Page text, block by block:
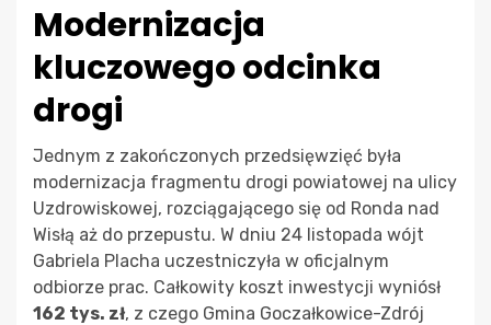
Modernizacja
kluczowego odcinka
drogi
Jednym z zakończonych przedsięwzięć była
modernizacja fragmentu drogi powiatowej na ulicy
Uzdrowiskowej, rozciągającego się od Ronda nad
Wisłą aż do przepustu. W dniu 24 listopada wójt
Gabriela Placha uczestniczyła w oficjalnym
odbiorze prac. Całkowity koszt inwestycji wyniósł
162 tys. zł, z czego Gmina Goczałkowice-Zdrój